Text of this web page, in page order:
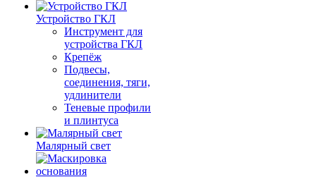
Устройство ГКЛ
Инструмент для
устройства ГКЛ
Крепёж
Подвесы,
соединения, тяги,
удлинители
Теневые профили
и плинтуса
Малярный свет